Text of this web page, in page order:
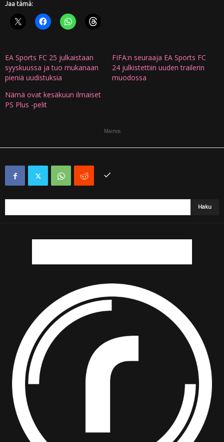
Jaa tämä:
EA Sports FC 25 julkaistaan
syyskuussa ja tuo mukanaan
pieniä uudistuksia
FIFA:n seuraaja EA Sports FC
24 julkistettiin uuden trailerin
muodossa
Nämä ovat kesäkuun ilmaiset
PS Plus -pelit
Mainos